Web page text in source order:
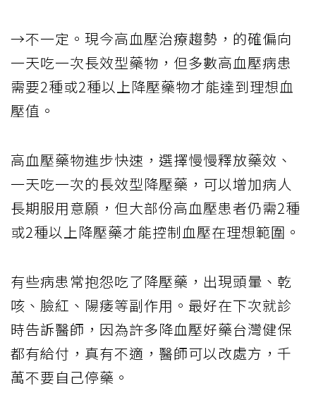
→不一定。現今高血壓治療趨勢，的確偏向
一天吃一次長效型藥物，但多數高血壓病患
需要2種或2種以上降壓藥物才能達到理想血
壓值。
高血壓藥物進步快速，選擇慢慢釋放藥效、
一天吃一次的長效型降壓藥，可以增加病人
長期服用意願，但大部份高血壓患者仍需2種
或2種以上降壓藥才能控制血壓在理想範圍。
有些病患常抱怨吃了降壓藥，出現頭暈、乾
咳、臉紅、陽痿等副作用。最好在下次就診
時告訴醫師，因為許多降血壓好藥台灣健保
都有給付，真有不適，醫師可以改處方，千
萬不要自己停藥。